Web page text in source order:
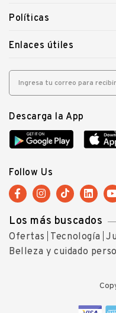
Políticas
Enlaces útiles
Descarga la App
Follow Us
Los más buscados
Ofertas Tecnología
Belleza y cuidado